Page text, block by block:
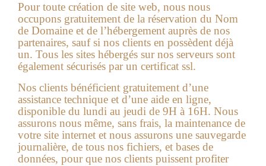
Pour toute création de site web, nous nous
occupons gratuitement de la réservation du Nom
de Domaine et de l’hébergement auprès de nos
partenaires, sauf si nos clients en possèdent déjà
un. Tous les sites hébergés sur nos serveurs sont
également sécurisés par un certificat ssl.
Nos clients bénéficient gratuitement d’une
assistance technique et d’une aide en ligne,
disponible du lundi au jeudi de 9H à 16H. Nous
assurons nous même, sans frais, la maintenance de
votre site internet et nous assurons une sauvegarde
journalière, de tous nos fichiers, et bases de
données, pour que nos clients puissent profiter